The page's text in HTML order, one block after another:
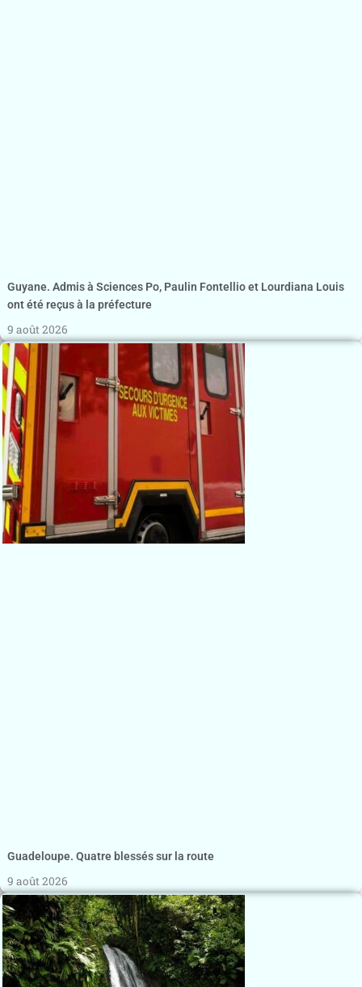
Guyane. Admis à Sciences Po, Paulin Fontellio et Lourdiana Louis
ont été reçus à la préfecture
9 août 2026
Guadeloupe. Quatre blessés sur la route
9 août 2026